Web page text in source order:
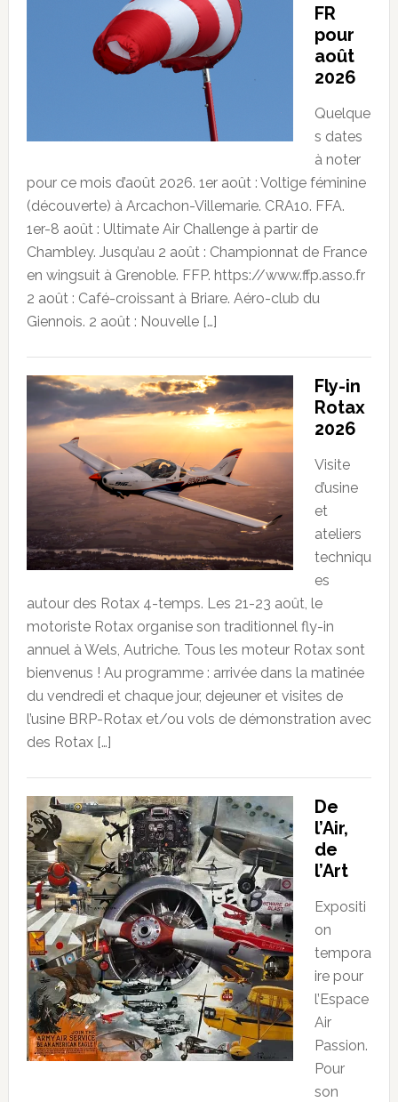
FR
pour
août
2026
Quelque
s dates
à noter
pour ce mois d’août 2026. 1er août : Voltige féminine
(découverte) à Arcachon-Villemarie. CRA10. FFA.
1er-8 août : Ultimate Air Challenge à partir de
Chambley. Jusqu’au 2 août : Championnat de France
en wingsuit à Grenoble. FFP. https://www.ffp.asso.fr
2 août : Café-croissant à Briare. Aéro-club du
Giennois. 2 août : Nouvelle […]
Fly-in
Rotax
2026
Visite
d’usine
et
ateliers
techniqu
es
autour des Rotax 4-temps. Les 21-23 août, le
motoriste Rotax organise son traditionnel fly-in
annuel à Wels, Autriche. Tous les moteur Rotax sont
bienvenus ! Au programme : arrivée dans la matinée
du vendredi et chaque jour, dejeuner et visites de
l’usine BRP-Rotax et/ou vols de démonstration avec
des Rotax […]
De
l’Air,
de
l’Art
Expositi
on
tempora
ire pour
l’Espace
Air
Passion.
Pour
son